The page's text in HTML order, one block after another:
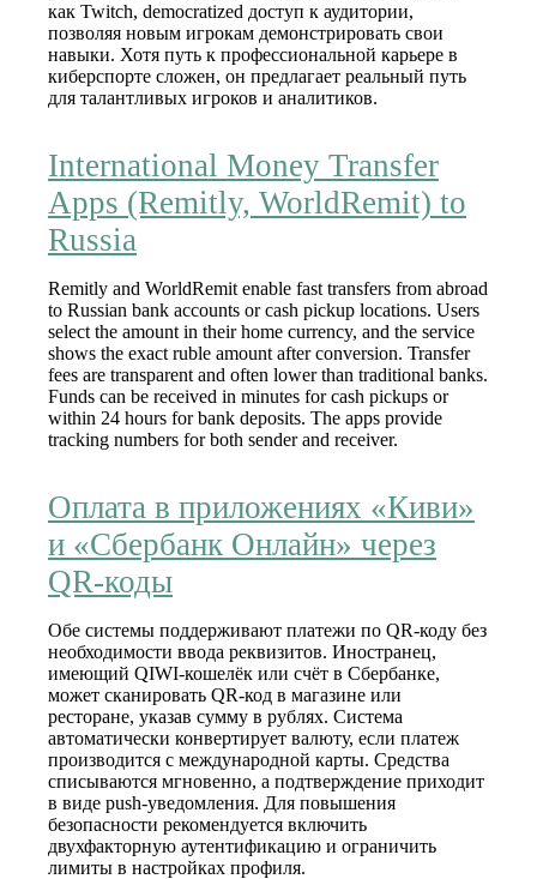
как Twitch, democratized доступ к аудитории,
позволяя новым игрокам демонстрировать свои
навыки. Хотя путь к профессиональной карьере в
киберспорте сложен, он предлагает реальный путь
для талантливых игроков и аналитиков.
International Money Transfer
Apps (Remitly, WorldRemit) to
Russia
Remitly and WorldRemit enable fast transfers from abroad
to Russian bank accounts or cash pickup locations. Users
select the amount in their home currency, and the service
shows the exact ruble amount after conversion. Transfer
fees are transparent and often lower than traditional banks.
Funds can be received in minutes for cash pickups or
within 24 hours for bank deposits. The apps provide
tracking numbers for both sender and receiver.
Оплата в приложениях «Киви»
и «Сбербанк Онлайн» через
QR‑коды
Обе системы поддерживают платежи по QR‑коду без
необходимости ввода реквизитов. Иностранец,
имеющий QIWI‑кошелёк или счёт в Сбербанке,
может сканировать QR‑код в магазине или
ресторане, указав сумму в рублях. Система
автоматически конвертирует валюту, если платеж
производится с международной карты. Средства
списываются мгновенно, а подтверждение приходит
в виде push‑уведомления. Для повышения
безопасности рекомендуется включить
двухфакторную аутентификацию и ограничить
лимиты в настройках профиля.